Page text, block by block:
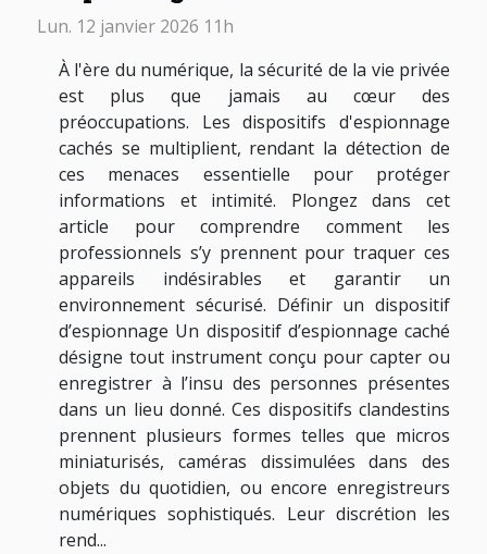
Lun. 12 janvier 2026 11h
À l'ère du numérique, la sécurité de la vie privée
est plus que jamais au cœur des
préoccupations. Les dispositifs d'espionnage
cachés se multiplient, rendant la détection de
ces menaces essentielle pour protéger
informations et intimité. Plongez dans cet
article pour comprendre comment les
professionnels s’y prennent pour traquer ces
appareils indésirables et garantir un
environnement sécurisé. Définir un dispositif
d’espionnage Un dispositif d’espionnage caché
désigne tout instrument conçu pour capter ou
enregistrer à l’insu des personnes présentes
dans un lieu donné. Ces dispositifs clandestins
prennent plusieurs formes telles que micros
miniaturisés, caméras dissimulées dans des
objets du quotidien, ou encore enregistreurs
numériques sophistiqués. Leur discrétion les
rend...